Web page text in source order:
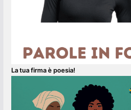
La tua firma è poesia!